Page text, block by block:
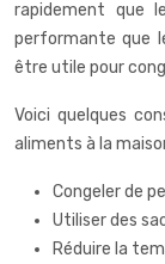
rapidement que
performante que
être utile pour
Voici quelques
aliments à la
Congeler de
Utiliser des
Réduire la